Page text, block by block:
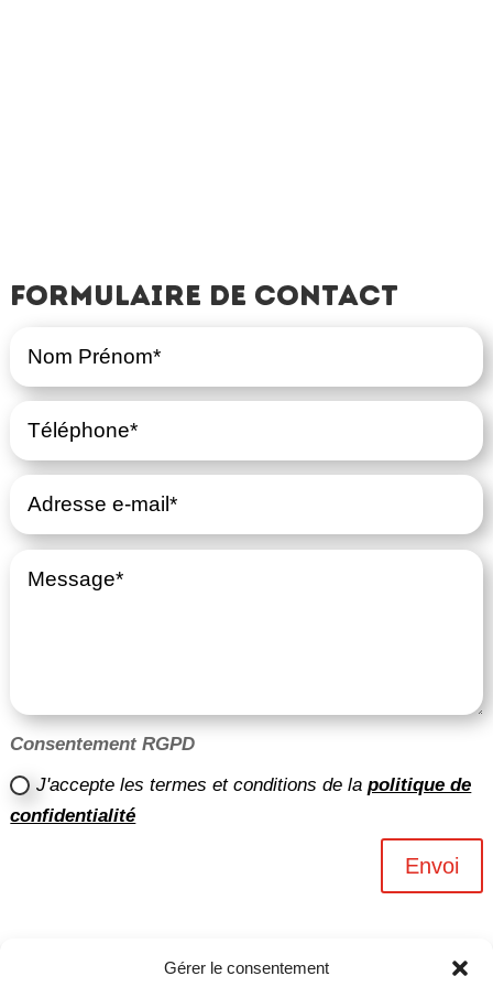
Gérer le consentement
Formulaire de contact
Consentement RGPD
J'accepte les termes et conditions de lapolitique de
confidentialité
Envoi